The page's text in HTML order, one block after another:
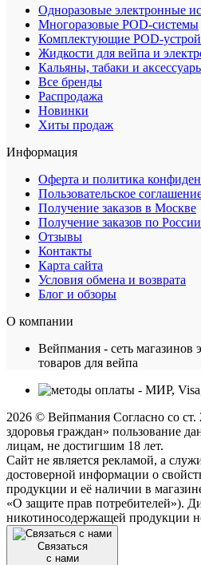
Одноразовые электронные
Многоразовые POD-системы
Комплектующие POD-
Жидкости для вейпа и
Кальяны, табаки и
Все бренды
Распродажа
Новинки
Хиты продаж
Информация
Оферта и политика
Пользовательское
Получение заказов в Москве
Получение заказов по России
Отзывы
Контакты
Карта сайта
Условия обмена и возврата
Блог и обзоры
О компании
Вейпмания - сеть магазинов
товаров для вейпа
2026 © Вейпмания Согласно со
здоровья граждан» пользование
лицам, не достигшим 18 лет.
Сайт не является рекламой, а
достоверной информации о
продукции и её наличии в
«О защите прав потребителей»).
никотиносодержащей продукции
Связаться
с нами